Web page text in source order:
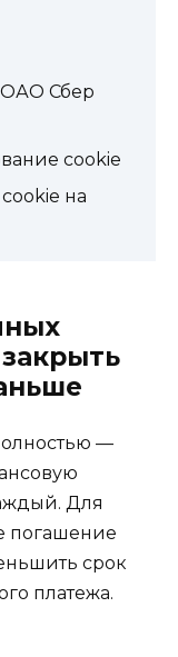
ОАО Сбер
cookie
на
—
Для
погашение
срок
платежа.